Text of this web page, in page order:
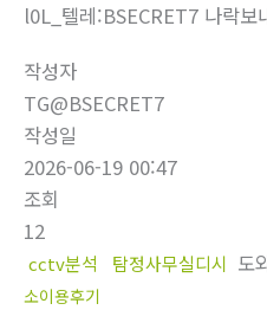
l0L_텔레:BSECRET7 나락보
작성자
TG@BSECRET7
작성일
2026-06-19 00:47
조회
12
cctv분석 탐정사무실디시 도
소이용후기